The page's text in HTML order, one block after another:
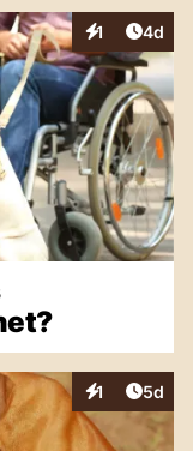
1
Interaktionen
4d
1
Interaktionen
5d